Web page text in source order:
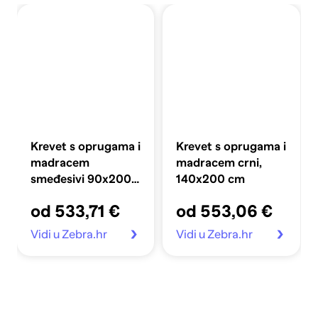
Krevet s oprugama i
madracem
smeđesivi 90x200
od 533,71 €
Vidi u Zebra.hr
Krevet s oprugama i
madracem crni,
140x200 cm
od 553,06 €
Vidi u Zebra.hr